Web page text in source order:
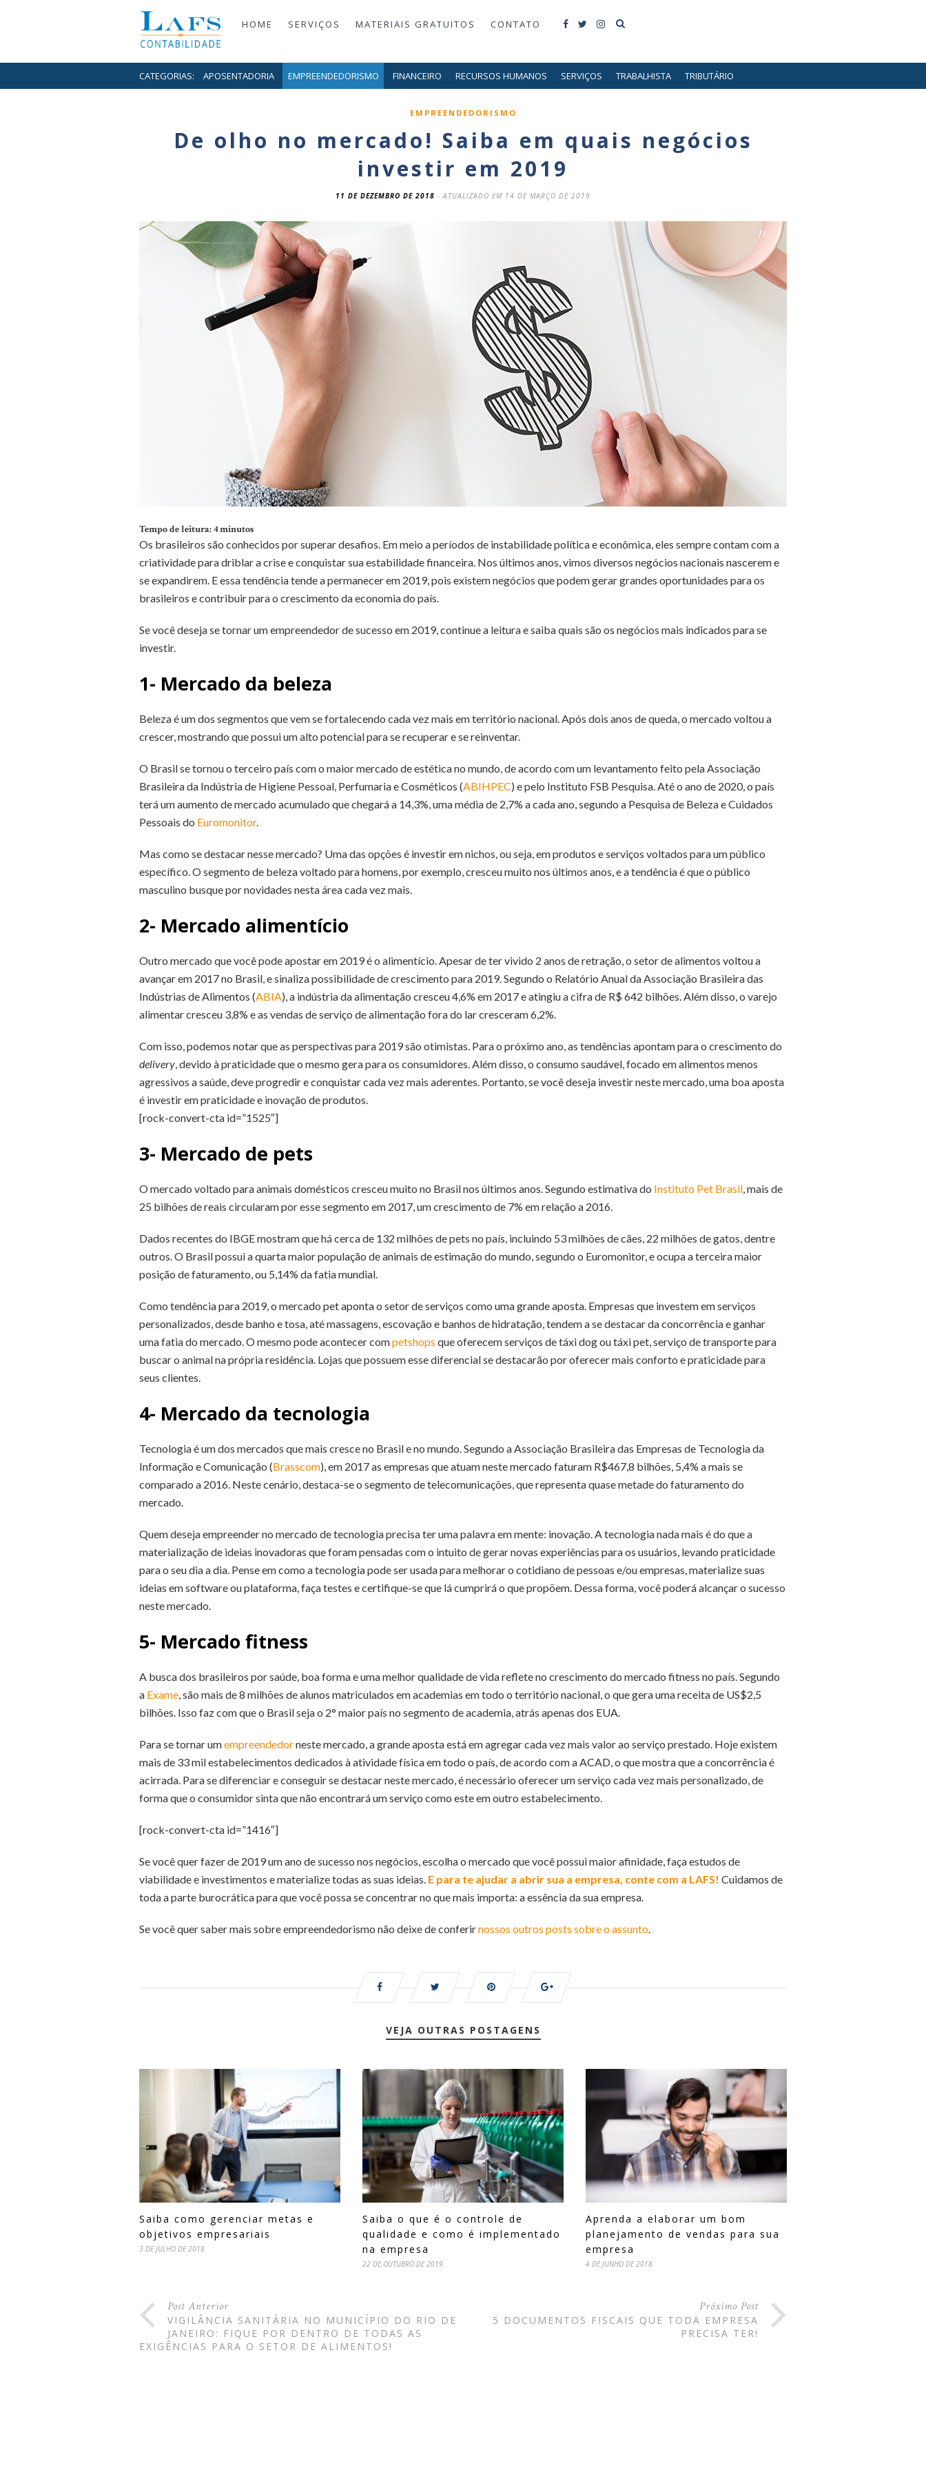
HOME SERVIÇOS MATERIAIS GRATUITOS CONTATO
CATEGORIAS: APOSENTADORIA EMPREENDEDORISMO FINANCEIRO RECURSOS HUMANOS SERVIÇOS TRABALHISTA TRIBUTÁRIO
EMPREENDEDORISMO
De olho no mercado! Saiba em quais negócios
investir em 2019
11 DE DEZEMBRO DE 2018 - ATUALIZADO EM 14 DE MARÇO DE 2019
Tempo de leitura:4minutos
Os brasileiros são conhecidos por superar desafios. Em meio a períodos de instabilidade política e econômica, eles sempre contam com a
criatividade para driblar a crise e conquistar sua estabilidade financeira. Nos últimos anos, vimos diversos negócios nacionais nascerem e
se expandirem. E essa tendência tende a permanecer em 2019, pois existem negócios que podem gerar grandes oportunidades para os
brasileiros e contribuir para o crescimento da economia do país.
Se você deseja se tornar um empreendedor de sucesso em 2019, continue a leitura e saiba quais são os negócios mais indicados para se
investir.
1- Mercado da beleza
Beleza é um dos segmentos que vem se fortalecendo cada vez mais em território nacional. Após dois anos de queda, o mercado voltou a
crescer, mostrando que possui um alto potencial para se recuperar e se reinventar.
O Brasil se tornou o terceiro país com o maior mercado de estética no mundo, de acordo com um levantamento feito pela Associação
Brasileira da Indústria de Higiene Pessoal, Perfumaria e Cosméticos (ABIHPEC) e pelo Instituto FSB Pesquisa. Até o ano de 2020, o país
terá um aumento de mercado acumulado que chegará a 14,3%, uma média de 2,7% a cada ano, segundo a Pesquisa de Beleza e Cuidados
Pessoais do Euromonitor.
Mas como se destacar nesse mercado? Uma das opções é investir em nichos, ou seja, em produtos e serviços voltados para um público
específico. O segmento de beleza voltado para homens, por exemplo, cresceu muito nos últimos anos, e a tendência é que o público
masculino busque por novidades nesta área cada vez mais.
2- Mercado alimentício
Outro mercado que você pode apostar em 2019 é o alimentício. Apesar de ter vivido 2 anos de retração, o setor de alimentos voltou a
avançar em 2017 no Brasil, e sinaliza possibilidade de crescimento para 2019. Segundo o Relatório Anual da Associação Brasileira das
Indústrias de Alimentos (ABIA), a indústria da alimentação cresceu 4,6% em 2017 e atingiu a cifra de R$ 642 bilhões. Além disso, o varejo
alimentar cresceu 3,8% e as vendas de serviço de alimentação fora do lar cresceram 6,2%.
Com isso, podemos notar que as perspectivas para 2019 são otimistas. Para o próximo ano, as tendências apontam para o crescimento do
delivery , devido à praticidade que o mesmo gera para os consumidores. Além disso, o consumo saudável, focado em alimentos menos
agressivos a saúde, deve progredir e conquistar cada vez mais aderentes. Portanto, se você deseja investir neste mercado, uma boa aposta
é investir em praticidade e inovação de produtos.
[rock-convert-cta id=”1525″]
3- Mercado de pets
O mercado voltado para animais domésticos cresceu muito no Brasil nos últimos anos. Segundo estimativa do Instituto Pet Brasil , mais de
25 bilhões de reais circularam por esse segmento em 2017, um crescimento de 7% em relação a 2016.
Dados recentes do IBGE mostram que há cerca de 132 milhões de pets no país, incluindo 53 milhões de cães, 22 milhões de gatos, dentre
outros. O Brasil possui a quarta maior população de animais de estimação do mundo, segundo o Euromonitor, e ocupa a terceira maior
posição de faturamento, ou 5,14% da fatia mundial.
Como tendência para 2019, o mercado pet aponta o setor de serviços como uma grande aposta. Empresas que investem em serviços
personalizados, desde banho e tosa, até massagens, escovação e banhos de hidratação, tendem a se destacar da concorrência e ganhar
uma fatia do mercado. O mesmo pode acontecer competshops que oferecem serviços de táxi dog ou táxi pet, serviço de transporte para
buscar o animal na própria residência. Lojas que possuem esse diferencial se destacarão por oferecer mais conforto e praticidade para
seus clientes.
4- Mercado da tecnologia
Tecnologia é um dos mercados que mais cresce no Brasil e no mundo. Segundo a Associação Brasileira das Empresas de Tecnologia da
Informação e Comunicação (Brasscom), em 2017 as empresas que atuam neste mercado faturam R$467,8 bilhões, 5,4% a mais se
comparado a 2016. Neste cenário, destaca-se o segmento de telecomunicações, que representa quase metade do faturamento do
mercado.
Quem deseja empreender no mercado de tecnologia precisa ter uma palavra em mente: inovação. A tecnologia nada mais é do que a
materialização de ideias inovadoras que foram pensadas com o intuito de gerar novas experiências para os usuários, levando praticidade
para o seu dia a dia. Pense em como a tecnologia pode ser usada para melhorar o cotidiano de pessoas e/ou empresas, materialize suas
ideias em software ou plataforma, faça testes e certifique-se que lá cumprirá o que propõem. Dessa forma, você poderá alcançar o sucesso
neste mercado.
5- Mercado fitness
A busca dos brasileiros por saúde, boa forma e uma melhor qualidade de vida reflete no crescimento do mercado fitness no país. Segundo
a Exame , são mais de 8 milhões de alunos matriculados em academias em todo o território nacional, o que gera uma receita de US$2,5
bilhões. Isso faz com que o Brasil seja o 2° maior país no segmento de academia, atrás apenas dos EUA.
Para se tornar umempreendedorneste mercado, a grande aposta está em agregar cada vez mais valor ao serviço prestado. Hoje existem
mais de 33 mil estabelecimentos dedicados à atividade física em todo o país, de acordo com a ACAD, o que mostra que a concorrência é
acirrada. Para se diferenciar e conseguir se destacar neste mercado, é necessário oferecer um serviço cada vez mais personalizado, de
forma que o consumidor sinta que não encontrará um serviço como este em outro estabelecimento.
[rock-convert-cta id=”1416″]
Se você quer fazer de 2019 um ano de sucesso nos negócios, escolha o mercado que você possui maior afinidade, faça estudos de
viabilidade e investimentos e materialize todas as suas ideias. E para te ajudar a abrir sua a empresa, conte com a LAFS! Cuidamos de
toda a parte burocrática para que você possa se concentrar no que mais importa: a essência da sua empresa.
Se você quer saber mais sobre empreendedorismo não deixe de conferirnossos outros posts sobre o assunto
VEJA OUTRAS POSTAGENS
Saiba como gerenciar metas e
objetivos empresariais
3 DE JULHO DE 2018
Saiba o que é o controle de
qualidade e como é implementado
na empresa
22 DE OUTUBRO DE 2019
Aprenda a elaborar um bom
planejamento de vendas para sua
empresa
4 DE JUNHO DE 2018
Post Anterior
VIGILÂNCIA SANITÁRIA NO MUNICÍPIO DO RIO DE
JANEIRO: FIQUE POR DENTRO DE TODAS AS
EXIGÊNCIAS PARA O SETOR DE ALIMENTOS!
Próximo Post
5 DOCUMENTOS FISCAIS QUE TODA EMPRESA
PRECISA TER!